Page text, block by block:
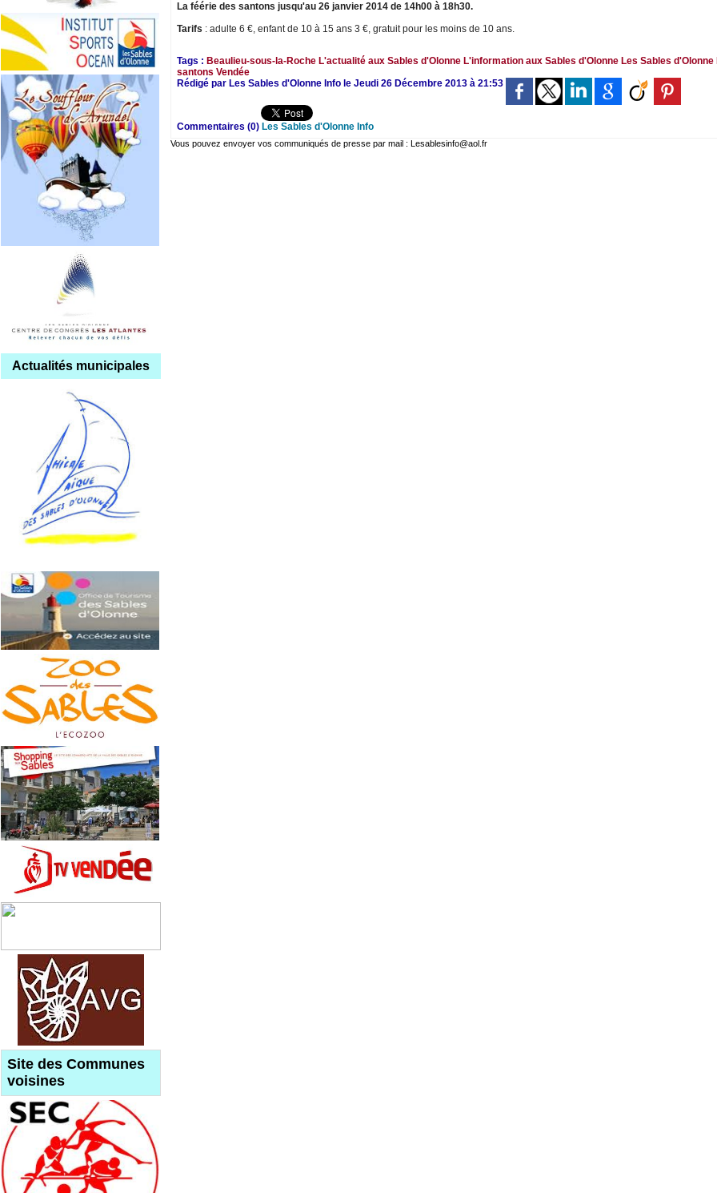
Actualités municipales
Site des Communes
voisines
La féérie des santons jusqu'au 26 janvier 2014 de 14h00 à 18h30.
Tarifs : adulte 6 €, enfant de 10 à 15 ans 3 €, gratuit pour les moins de 10 ans.
Tags : Beaulieu-sous-la-Roche L'actualité aux Sables d'Olonne L'information aux Sables d'Olonne Les Sables d'Olonne
santons Vendée
Rédigé par Les Sables d'Olonne Info le Jeudi 26 Décembre 2013 à 21:53
Commentaires (0) Les Sables d'Olonne Info
Vous pouvez envoyer vos communiqués de presse par mail : Lesablesinfo@aol.fr